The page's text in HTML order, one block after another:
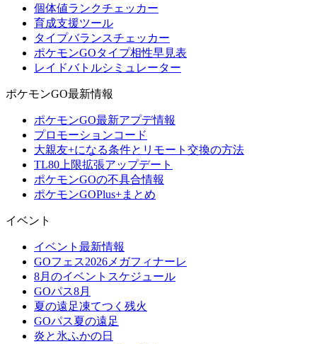
個体値ランクチェッカー
育成支援ツール
タイプバランスチェッカー
ポケモンGOタイプ相性早見表
レイドバトルシミュレーター
ポケモンGO最新情報
ポケモンGO最新アプデ情報
プロモーションコード
大親友+になる条件とリモート交換の方法
TL80上限拡張アップデート
ポケモンGOの不具合情報
ポケモンGOPlus+まとめ
イベント
イベント最新情報
GOフェス2026メガフィナーレ
8月のイベントスケジュール
GOパス8月
夏の遠足凍てつく残火
GOパス夏の遠足
炎と氷ふかの日